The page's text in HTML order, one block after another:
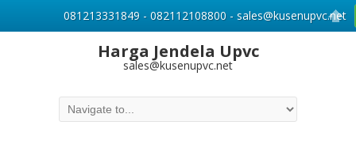
Harga Jendela Upvc
sales@kusenupvc.net
081213331849 - 082112108800 - sales@kusenupvc.net